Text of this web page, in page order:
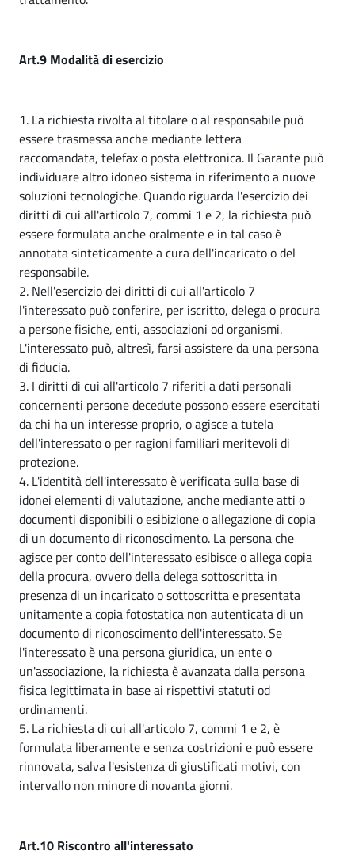
Art.9 Modalità di esercizio
1. La richiesta rivolta al titolare o al responsabile può
essere trasmessa anche mediante lettera
raccomandata, telefax o posta elettronica. Il Garante può
individuare altro idoneo sistema in riferimento a nuove
soluzioni tecnologiche. Quando riguarda l'esercizio dei
diritti di cui all'articolo 7, commi 1 e 2, la richiesta può
essere formulata anche oralmente e in tal caso è
annotata sinteticamente a cura dell'incaricato o del
responsabile.
2. Nell'esercizio dei diritti di cui all'articolo 7
l'interessato può conferire, per iscritto, delega o procura
a persone fisiche, enti, associazioni od organismi.
L'interessato può, altresì, farsi assistere da una persona
di fiducia.
3. I diritti di cui all'articolo 7 riferiti a dati personali
concernenti persone decedute possono essere esercitati
da chi ha un interesse proprio, o agisce a tutela
dell'interessato o per ragioni familiari meritevoli di
protezione.
4. L'identità dell'interessato è verificata sulla base di
idonei elementi di valutazione, anche mediante atti o
documenti disponibili o esibizione o allegazione di copia
di un documento di riconoscimento. La persona che
agisce per conto dell'interessato esibisce o allega copia
della procura, ovvero della delega sottoscritta in
presenza di un incaricato o sottoscritta e presentata
unitamente a copia fotostatica non autenticata di un
documento di riconoscimento dell'interessato. Se
l'interessato è una persona giuridica, un ente o
un'associazione, la richiesta è avanzata dalla persona
fisica legittimata in base ai rispettivi statuti od
ordinamenti.
5. La richiesta di cui all'articolo 7, commi 1 e 2, è
formulata liberamente e senza costrizioni e può essere
rinnovata, salva l'esistenza di giustificati motivi, con
intervallo non minore di novanta giorni.
Art.10 Riscontro all'interessato